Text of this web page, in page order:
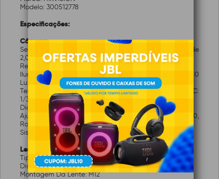
Modelo: 300512778
Especificações:
Câmera:
Sensor De Imagem: CMOS de varredura progressiva de
2,0 mega pixels
Resolução Máx.: 1920 (A) × 1080 (V)
Iluminação Mínima: Cor: 0,003 Lux @ (F1.2, AGC ON), 0
Lux com IR
Tempo Do Obturador: PAL: 1/25 s a 1/50, 000 s / NTSC:
1/30 s a 1/50, 000 s
Dia E Noite: Filtro de corte IR
Ajuste De Ângulo: Pan: 0° a 360°, Inclinação: 0° a 180,
Rotação: 0° a 360°
Sistema De Sinal: PAL/NTSC
Lentes:
Tipo De Lente: Lente fixa de 2,8 mm, 3,6 mm, 6 mm
Distância Focal E FOV: 104° (2,8 mm)
Montagem Da Lente: M12